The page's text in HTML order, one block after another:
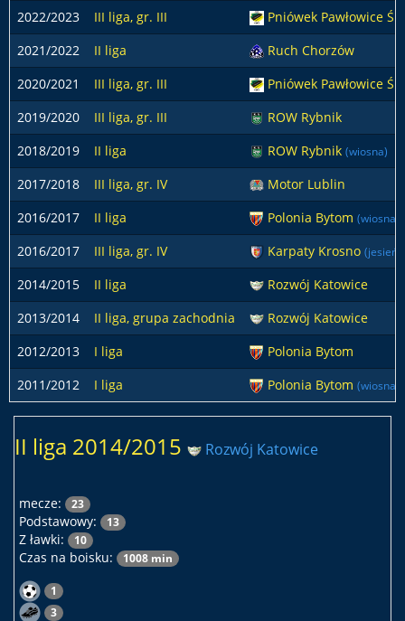
2022/2023
III liga, gr. III
Pniówek Pawłowice
2021/2022
II liga
Ruch Chorzów
2020/2021
III liga, gr. III
Pniówek Pawłowice
2019/2020
III liga, gr. III
ROW Rybnik
2018/2019
II liga ROW Rybnik (wiosna)
2017/2018 III liga, gr. IV
Motor Lublin
2016/2017
II liga Polonia Bytom (wiosna)
2016/2017 III liga, gr. IV Karpaty Krosno (jesień)
2014/2015 II liga
Rozwój Katowice
2013/2014
II liga, grupa zachodnia
Rozwój Katowice
2012/2013
I liga
Polonia Bytom
2011/2012
I liga Polonia Bytom (wiosna)
II liga 2014/2015 Rozwój Katowice
mecze: 23
Podstawowy: 13
Z ławki: 10
Czas na boisku: 1008 min
1
3